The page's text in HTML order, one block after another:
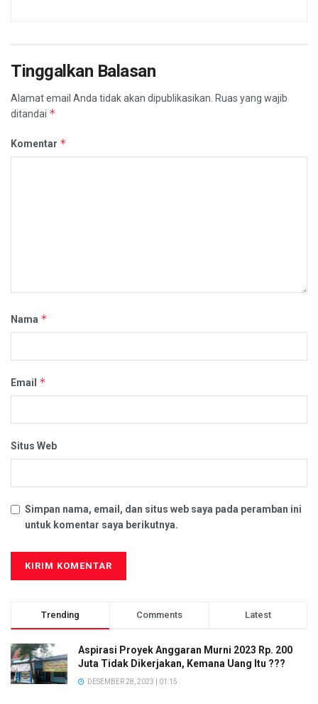
Tinggalkan Balasan
Alamat email Anda tidak akan dipublikasikan. Ruas yang wajib
ditandai *
Komentar *
Nama *
Email *
Situs Web
Simpan nama, email, dan situs web saya pada peramban ini
untuk komentar saya berikutnya.
Trending Comments Latest
Aspirasi Proyek Anggaran Murni 2023 Rp. 200
Juta Tidak Dikerjakan, Kemana Uang Itu ???
DESEMBER 28, 2023 | 01:15